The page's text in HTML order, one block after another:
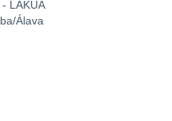
LAKUA
Álava